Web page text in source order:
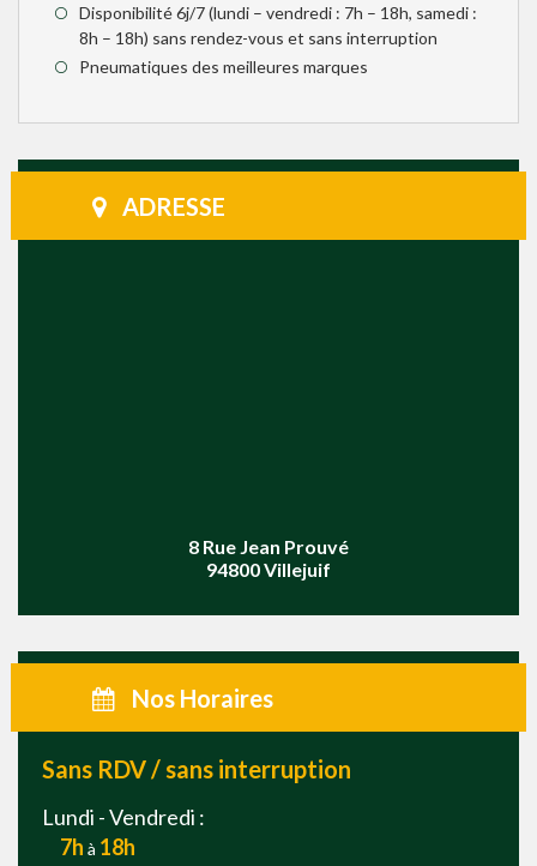
Disponibilité 6j/7 (lundi – vendredi : 7h – 18h, samedi :
8h – 18h) sans rendez-vous et sans interruption
Pneumatiques des meilleures marques
ADRESSE
8 Rue Jean Prouvé
94800 Villejuif
Nos Horaires
Sans RDV / sans interruption
Lundi - Vendredi :
7h à 18h